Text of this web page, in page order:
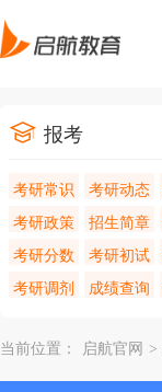
报考
考研常识 考研动态
考研政策
招生简章
考研分数
考研初试
考研调剂
成绩查询
当前位置： 启航官网 >